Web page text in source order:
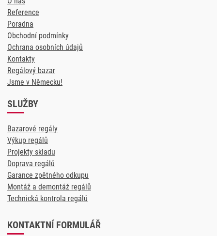
Reference
Poradna
Obchodní podmínky
Ochrana osobních údajů
Kontakty
Regálový bazar
Jsme v Německu!
SLUŽBY
Bazarové regály
Výkup regálů
Projekty skladu
Doprava regálů
Garance zpětného odkupu
Montáž a demontáž regálů
Technická kontrola regálů
KONTAKTNÍ FORMULÁŘ